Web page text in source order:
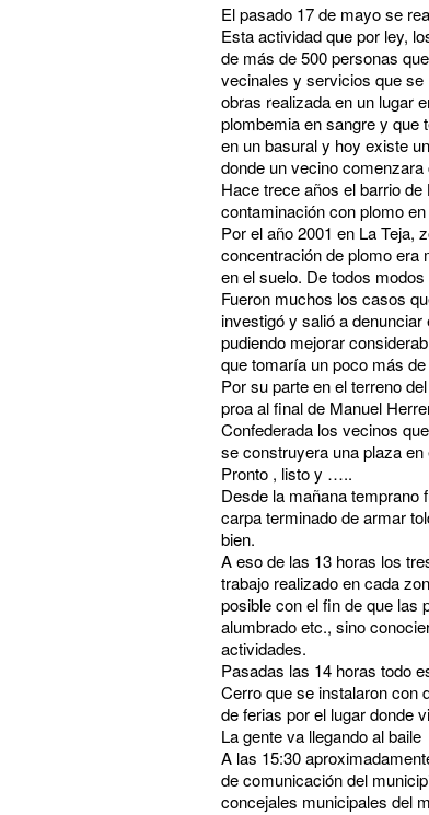
El pasado 17 de mayo se
Esta actividad que por ley,
de más de 500 personas
vecinales y servicios que se
obras realizada en un lugar
plombemia en sangre y que
en un basural y hoy existe
donde un vecino
Hace trece años el barrio
contaminación con plomo
Por el año 2001 en La Teja,
concentración de plomo era
en el suelo. De todos
Fueron muchos los casos
investigó y salió a
pudiendo mejorar
que tomaría un poco más
Por su parte en el terreno
proa al final de Manuel
Confederada los vecinos
se construyera una plaza
Pronto , listo y …..
Desde la mañana temprano
carpa terminado de armar
bien.
A eso de las 13 horas los
trabajo realizado en cada
posible con el fin de que las
alumbrado etc., sino
actividades.
Pasadas las 14 horas todo
Cerro que se instalaron con
de ferias por el lugar donde
La gente va llegando al baile
A las 15:30
de comunicación del
concejales municipales del